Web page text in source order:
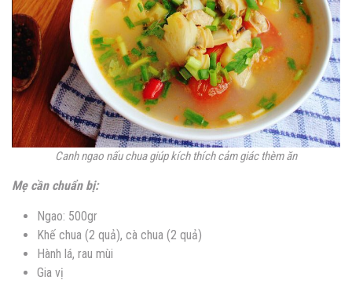
Canh ngao nấu chua giúp kích thích cảm giác thèm ăn
Mẹ cần chuẩn bị:
Ngao: 500gr
Khế chua (2 quả), cà chua (2 quả)
Hành lá, rau mùi
Gia vị